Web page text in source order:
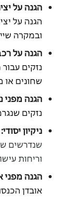
הגנה על
הגנה על
ובמקרה
הגנה על
נזקים
שחונים
הגנה מפני
נזקים
ניקיון יסודי:
שנדרשים
וריחות
הגנה מפני
אובדן